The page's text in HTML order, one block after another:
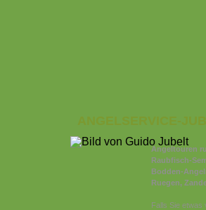
ANGELSERVICE-
Angeltouren
Raubfisch-
Bodden-
Ruegen,
Falls Sie etwas